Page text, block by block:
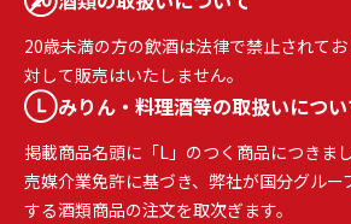
20歳未満の方の飲酒は法律で禁止されて
対して販売はいたしません。
みりん・料理酒等の取扱いにつ
掲載商品名頭に「L」のつく商品につきま
売媒介業免許に基づき、弊社が国分グルー
する酒類商品の注文を取次ぎます。